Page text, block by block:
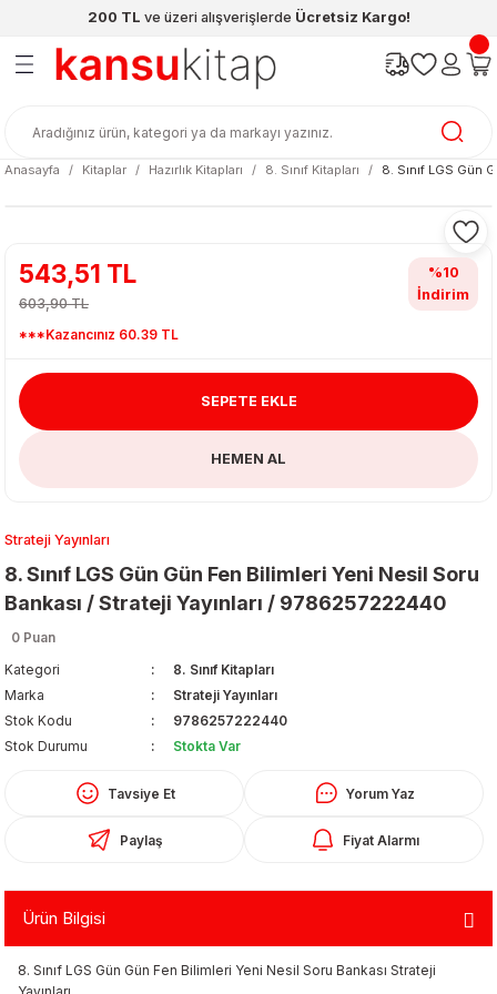
200 TL ve üzeri alışverişlerde Ücretsiz Kargo!
Geri Dön
Geri Dön
& Matara
Geri Dön
Geri Dön
/ Kutu Oyunlar
Geri Dön
Geri Dön
Anasayfa
Kitaplar Hazırlık Kitapları 8. Sınıf Kitapları 8. Sınıf LGS Gün
Strateji Yayınları
8. Sınıf LGS Gün Gün Fen Bilimleri Yeni Nesil Soru
Bankası / Strateji Yayınları / 9786257222440
0 Puan
Kategori
8. Sınıf Kitapları
Marka
Strateji Yayınları
Stok Kodu
9786257222440
Stok Durumu
Stokta Var
Tavsiye Et Yorum Yaz
Paylaş Fiyat Alarmı
543,51 TL
603,90 TL
***Kazancınız 60.39 TL
%10
İndirim
SEPETE EKLE
HEMEN AL
Ürün Bilgisi
8. Sınıf LGS Gün Gün Fen Bilimleri Yeni Nesil Soru Bankası Strateji